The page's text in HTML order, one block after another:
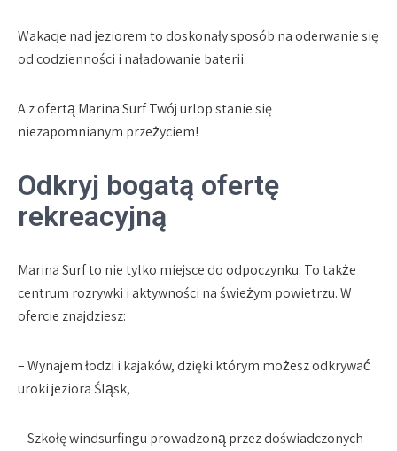
Wakacje nad jeziorem to doskonały sposób na oderwanie się
od codzienności i naładowanie baterii.
A z ofertą Marina Surf Twój urlop stanie się
niezapomnianym przeżyciem!
Odkryj bogatą ofertę
rekreacyjną
Marina Surf to nie tylko miejsce do odpoczynku. To także
centrum rozrywki i aktywności na świeżym powietrzu. W
ofercie znajdziesz:
– Wynajem łodzi i kajaków, dzięki którym możesz odkrywać
uroki jeziora Śląsk,
– Szkołę windsurfingu prowadzoną przez doświadczonych